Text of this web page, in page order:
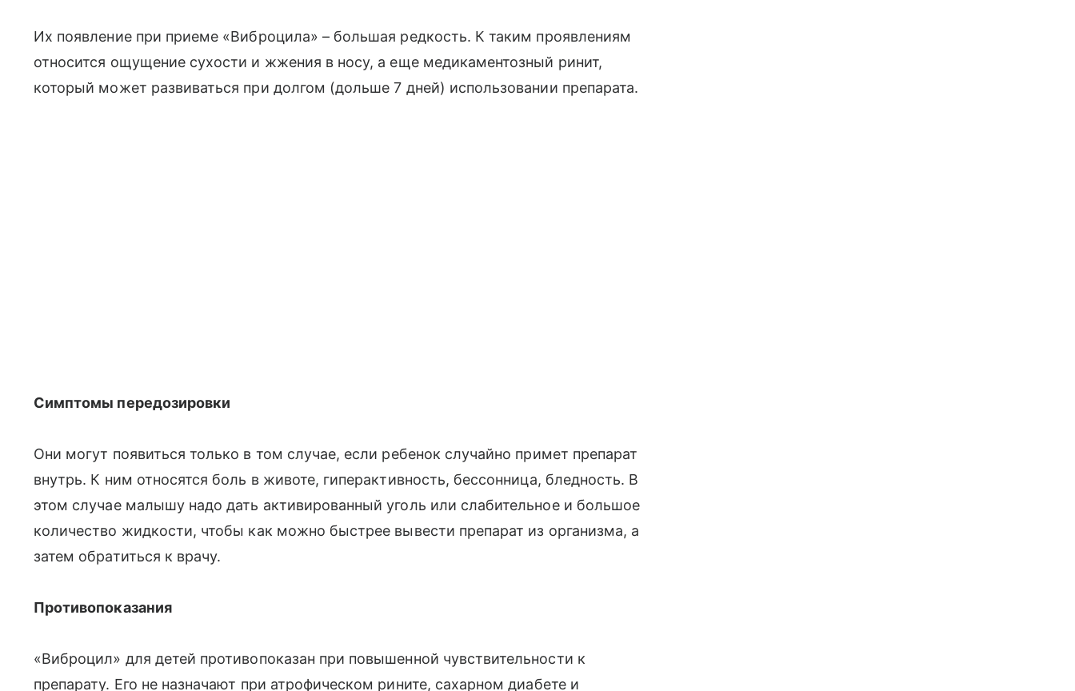
Их появление при приеме «Виброцила» – большая редкость. К таким проявлениям
относится ощущение сухости и жжения в носу, а еще медикаментозный ринит,
который может развиваться при долгом (дольше 7 дней) использовании препарата.
Симптомы передозировки
Они могут появиться только в том случае, если ребенок случайно примет препарат
внутрь. К ним относятся боль в животе, гиперактивность, бессонница, бледность. В
этом случае малышу надо дать активированный уголь или слабительное и большое
количество жидкости, чтобы как можно быстрее вывести препарат из организма, а
затем обратиться к врачу.
Противопоказания
«Виброцил» для детей противопоказан при повышенной чувствительности к
препарату. Его не назначают при атрофическом рините, сахарном диабете и